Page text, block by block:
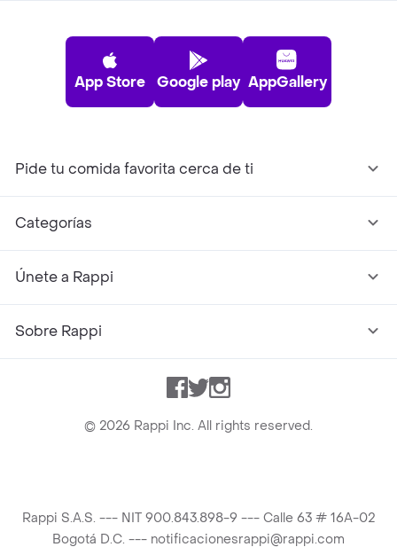
App Store Google play AppGallery
Pide tu comida favorita cerca de ti
Categorías
Únete a Rappi
Sobre Rappi
Facebook
TwitterInstagram
© 2026 Rappi Inc. All rights reserved.
Rappi S.A.S. --- NIT 900.843.898-9 --- Calle 63 # 16A-02
Bogotá D.C. --- notificacionesrappi@rappi.com